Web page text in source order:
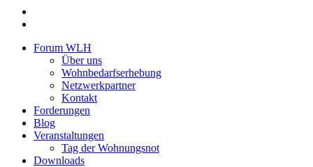
Forum WLH
Über uns
Wohnbedarfserhebung
Netzwerkpartner
Kontakt
Forderungen
Blog
Veranstaltungen
Tag der Wohnungsnot
Downloads